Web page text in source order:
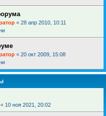
« 28 апр 2010, 10:11
« 20 окт 2009, 15:08
« 10 ноя 2021, 20:02